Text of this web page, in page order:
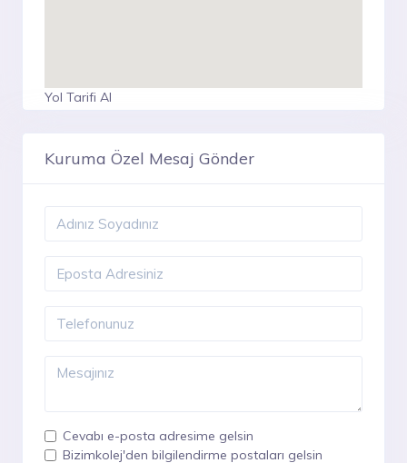
Yol Tarifi Al
Kuruma Özel Mesaj Gönder
Cevabı e-posta adresime gelsin
Bizimkolej'den bilgilendirme postaları gelsin